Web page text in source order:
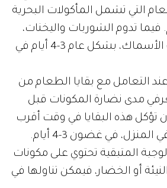
التي تشمل المأكولات البحرية
فيما تدوم الشوربات واليخنات،
مع أو دون اللحوم أو الأسماك، بشكل عام 3-4 أيام في
التعامل مع بقايا الطعام من
مدى نضارة المكونات قبل
تؤكل هذه البقايا في وقت أقرب
مما قد تستهلينكه في المنزل، في غضون 3-4 أيام.
المتبقية تحتوي على مكونات
أو الخضار، فيمكن تناولها في